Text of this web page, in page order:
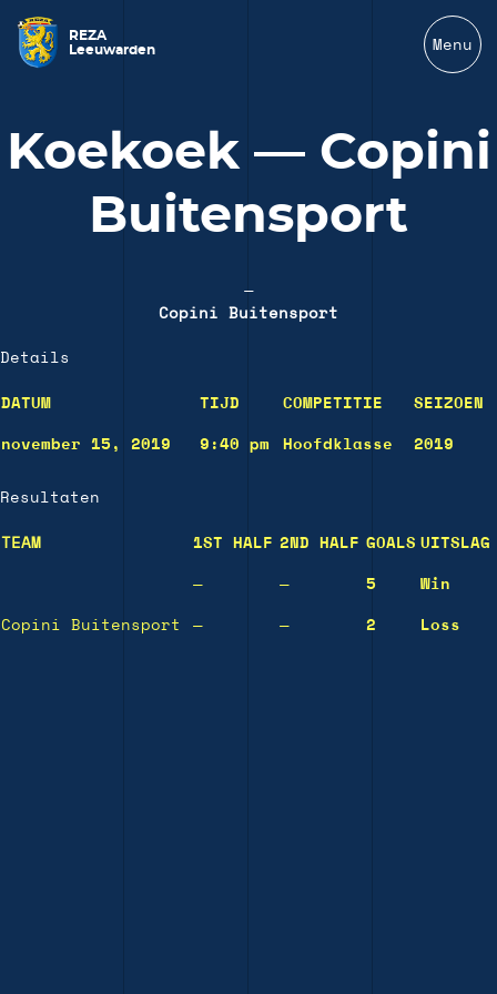
REZA
Leeuwarden
Menu
Koekoek — Copini
Buitensport
—
Copini Buitensport
Details
DATUM TIJD COMPETITIE SEIZOEN
november 15, 2019 9:40 pm Hoofdklasse 2019
Resultaten
TEAM 1ST HALF 2ND HALF GOALS UITSLAG
— — 5 Win
Copini Buitensport — — 2 Loss